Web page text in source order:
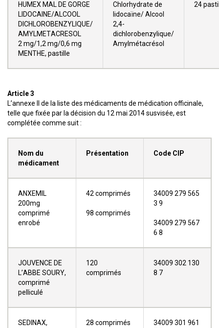
HUMEX MAL DE GORGE
LIDOCAINE/ALCOOL
DICHLOROBENZYLIQUE/
AMYLMETACRESOL
2 mg/1,2 mg/0,6 mg
MENTHE, pastille
Chlorhydrate de
lidocaïne/ Alcool
2,4-
dichlorobenzylique/
Amylmétacrésol
24
Article 3
L’annexe II de la liste des médicaments de médication officinale,
telle que fixée par la décision du 12 mai 2014 susvisée, est
complétée comme suit :
Nom du
médicament
Présentation Code CIP
ANXEMIL
200mg
comprimé
enrobé
42 comprimés
98 comprimés
34009 279 565
3 9
34009 279 567
6 8
JOUVENCE DE
L’ABBE SOURY,
comprimé
pelliculé
120
comprimés
34009 302 130
8 7
SEDINAX,
28 comprimés
34009 301 961